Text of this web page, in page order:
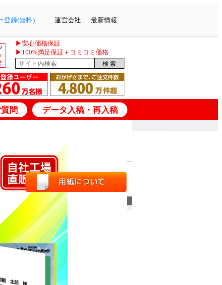
登録(無料) 運営会社 最新情報
▶安心価格保証
▶100%満足保証＋コミコミ価格
問 データ入稿・再入稿